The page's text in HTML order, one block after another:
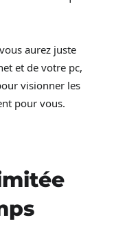
aurez juste
et de votre pc,
visionner les
pour vous.